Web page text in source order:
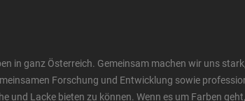
in ganz Österreich. Gemeinsam machen wir uns
Forschung und Entwicklung sowie
und Lacke bieten zu können. Wenn es um Farben